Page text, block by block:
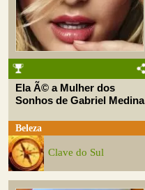
Ela Ã© a Mulher dos
Sonhos de Gabriel Medina
Beleza
Clave do Sul